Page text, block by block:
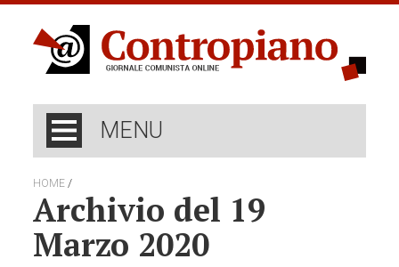
MENU
HOME /
Archivio del 19
Marzo 2020